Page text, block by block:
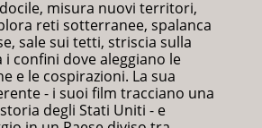
misura nuovi territori,
reti sotterranee, spalanca
sale sui tetti, striscia sulla
i confini dove aleggiano le
e le cospirazioni. La sua
- i suoi film tracciano una
degli Stati Uniti - e